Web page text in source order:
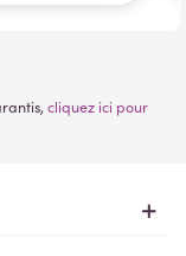
cliquez ici pour